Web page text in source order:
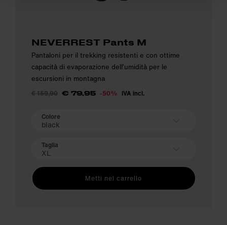
NEVERREST Pants M
Pantaloni per il trekking resistenti e con ottime
capacità di evaporazione dell’umidità per le
escursioni in montagna
€ 159,90 € 79,95 -50% IVA incl.
Colore
black
Taglia
XL
Metti nel carrello